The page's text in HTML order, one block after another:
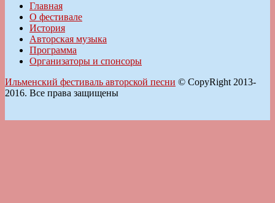
Главная
О фестивале
История
Авторская музыка
Программа
Организаторы и спонсоры
Ильменский фестиваль авторской песни © CopyRight 2013-
2016. Все права защищены